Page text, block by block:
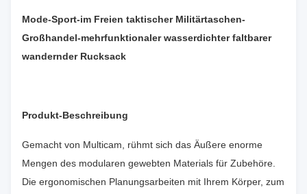
Mode-Sport-im Freien taktischer Militärtaschen-
Großhandel-mehrfunktionaler wasserdichter faltbarer
wandernder Rucksack
Produkt-Beschreibung
Gemacht von Multicam, rühmt sich das Äußere enorme
Mengen des modularen gewebten Materials für Zubehöre.
Die ergonomischen Planungsarbeiten mit Ihrem Körper, zum